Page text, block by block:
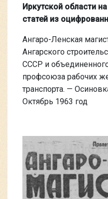
Иркутской области
статей из
Ангаро-Ленская
Ангарского
СССР и
профсоюза рабочих
транспорта. —
Октябрь 1963 год